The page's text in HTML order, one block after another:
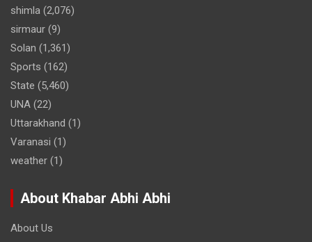
shimla (2,076)
sirmaur (9)
Solan (1,361)
Sports (162)
State (5,460)
UNA (22)
Uttarakhand (1)
Varanasi (1)
weather (1)
About Khabar Abhi Abhi
About Us